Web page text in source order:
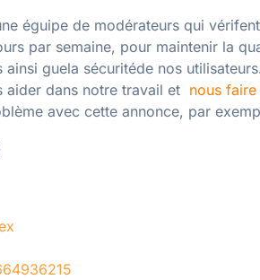
éguipe de modérateurs qui
par semaine, pour maintenir la
ainsi guela sécuritéde nos
aider dans notre travail et nous
avec cette annonce, par